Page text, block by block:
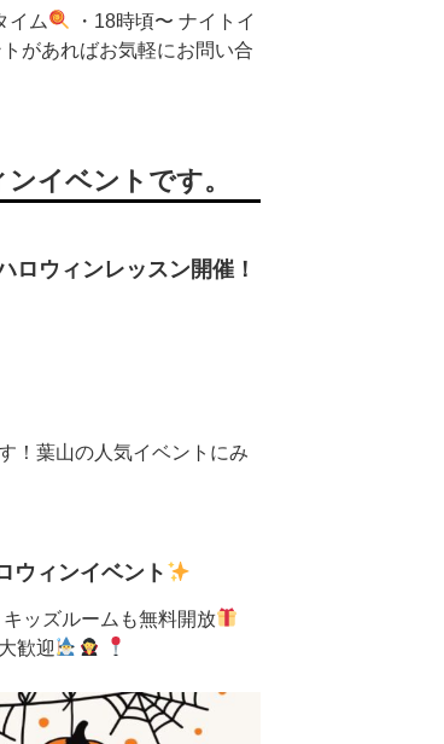
イム
・18時頃〜 ナイトイ
があればお気軽にお問い合
イベントです。
ロウィンレッスン開催！
！葉山の人気イベントにみ
ウィンイベント
ッズルームも無料開放
歓迎